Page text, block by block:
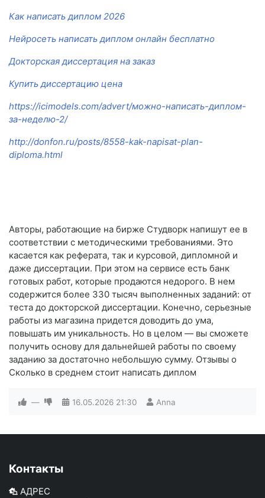
Как написать диплом 2026
Нейросеть написать диплом онлайн бесплатно
Докторская диссертация на заказ
Купить диссертацию цена
https://icimodels.com/advert/можно-написать-диплом-
за-неделю-2/
http://donfon.ru/posts/8558-kak-napisat-plan-
diploma.html
Авторы, работающие на бирже Студворк напишут ее в
соответствии с методическими требованиями. Это
касается как реферата, так и курсовой, дипломной и
даже диссертации. При этом на сервисе есть банк
готовых работ, которые продаются недорого. В нем
содержится более 330 тысяч выполненных заданий: от
теста до докторской диссертации. Конечно, серьезные
работы из магазина придется доводить до ума,
повышать им уникальность. Но в целом — вы сможете
получить основу для дальнейшей работы по своему
заданию за достаточно небольшую сумму. Отзывы о
Сколько в среднем стоит написать диплом
— 16.05.2026 21:30 Anna
Контакты
АДРЕС